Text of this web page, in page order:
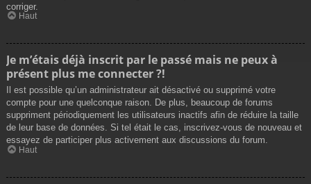
corriger.
Haut
Je m’étais déjà inscrit par le passé mais ne peux à
présent plus me connecter ?!
Il est possible qu’un administrateur ait désactivé ou supprimé votre
compte pour une quelconque raison. De plus, beaucoup de forums
suppriment périodiquement les utilisateurs inactifs afin de réduire la taille
de leur base de données. Si tel était le cas, inscrivez-vous de nouveau et
essayez de participer plus activement aux discussions du forum.
Haut